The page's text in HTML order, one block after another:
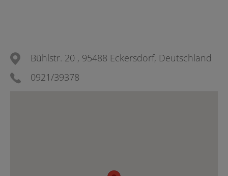
Bühlstr. 20 , 95488 Eckersdorf, Deutschland
0921/39378